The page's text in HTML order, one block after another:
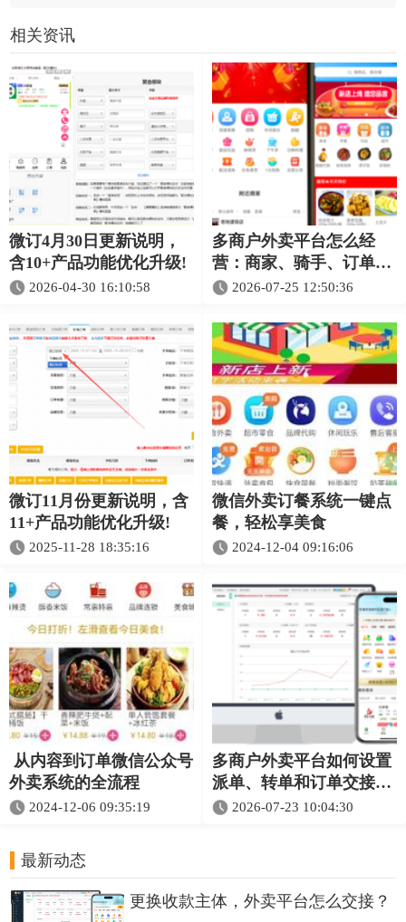
相关资讯
微订4月30日更新说明，
含10+产品功能优化升级!
2026-04-30 16:10:58
多商户外卖平台怎么经
营：商家、骑手、订单与
资金闭环完整指南
2026-07-25 12:50:36
微订11月份更新说明，含
11+产品功能优化升级!
2025-11-28 18:35:16
微信外卖订餐系统一键点
餐，轻松享美食
2024-12-04 09:16:06
从内容到订单微信公众号
外卖系统的全流程
2024-12-06 09:35:19
多商户外卖平台如何设置
派单、转单和订单交接规
则？2026-07-23 10:04:30
最新动态
更换收款主体，外卖平台怎么交接？